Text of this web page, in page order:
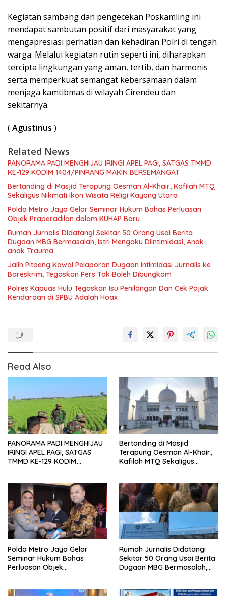
Kegiatan sambang dan pengecekan Poskamling ini
mendapat sambutan positif dari masyarakat yang
mengapresiasi perhatian dan kehadiran Polri di tengah
warga. Melalui kegiatan rutin seperti ini, diharapkan
tercipta lingkungan yang aman, tertib, dan harmonis
serta memperkuat semangat kebersamaan dalam
menjaga kamtibmas di wilayah Cirendeu dan
sekitarnya.
(Agustinus )
Related News
PANORAMA PADI MENGHIJAU IRINGI APEL PAGI, SATGAS TMMD
KE-129 KODIM 1404/PINRANG MAKIN BERSEMANGAT
Bertanding di Masjid Terapung Oesman Al-Khair, Kafilah MTQ
Sekaligus Nikmati Ikon Wisata Religi Kayong Utara
Polda Metro Jaya Gelar Seminar Hukum Bahas Perluasan
Objek Praperadilan dalam KUHAP Baru
Rumah Jurnalis Didatangi Sekitar 50 Orang Usai Berita
Dugaan MBG Bermasalah, Istri Mengaku Diintimidasi, Anak-
anak Trauma
Jalih Pitoeng Kawal Pelaporan Dugaan Intimidasi Jurnalis ke
Bareskrim, Tegaskan Pers Tak Boleh Dibungkam
Polres Kapuas Hulu Tegaskan Isu Penilangan Dan Cek Pajak
Kendaraan di SPBU Adalah Hoax
Read Also
PANORAMA PADI MENGHIJAU
IRINGI APEL PAGI, SATGAS
TMMD KE-129 KODIM
Bertanding di Masjid
Terapung Oesman Al-Khair,
Kafilah MTQ Sekaligus
Polda Metro Jaya Gelar
Seminar Hukum Bahas
Perluasan Objek
Rumah Jurnalis Didatangi
Sekitar 50 Orang Usai Berita
Dugaan MBG Bermasalah,